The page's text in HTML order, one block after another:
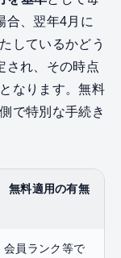
合、翌年4月に
しているかどう
され、その時点
なります。無料
で特別な手続き
無料適用の有無
会員ランク等で